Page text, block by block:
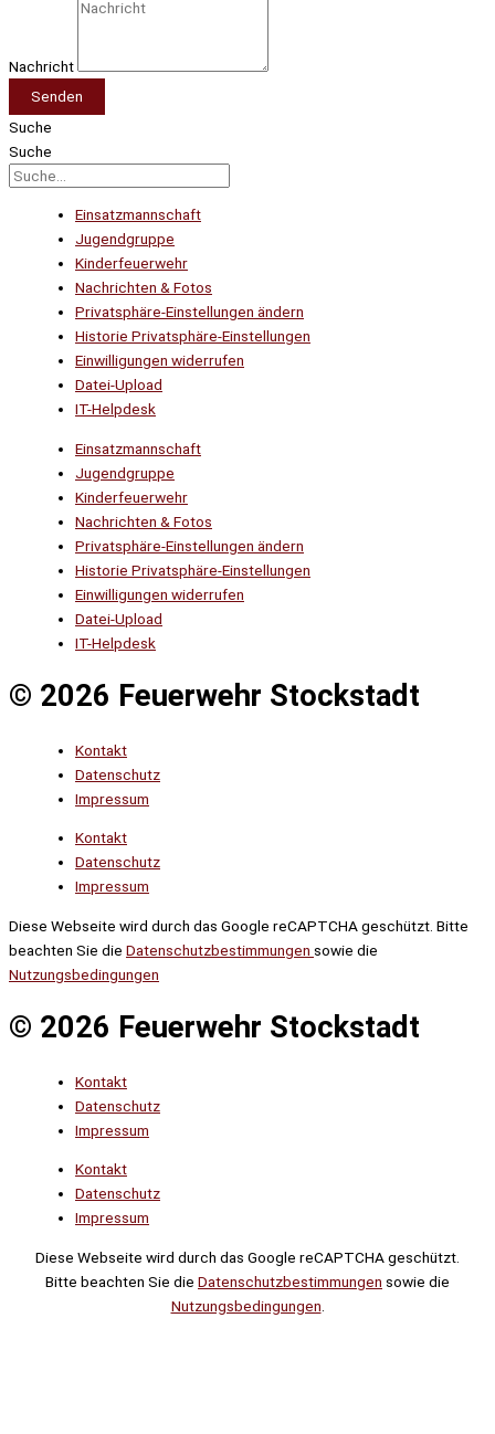
Nachricht
Senden
Suche
Suche
Einsatzmannschaft
Jugendgruppe
Kinderfeuerwehr
Nachrichten & Fotos
Privatsphäre-Einstellungen ändern
Historie Privatsphäre-Einstellungen
Einwilligungen widerrufen
Datei-Upload
IT-Helpdesk
Einsatzmannschaft
Jugendgruppe
Kinderfeuerwehr
Nachrichten & Fotos
Privatsphäre-Einstellungen ändern
Historie Privatsphäre-Einstellungen
Einwilligungen widerrufen
Datei-Upload
IT-Helpdesk
© 2026 Feuerwehr Stockstadt
Kontakt
Datenschutz
Impressum
Kontakt
Datenschutz
Impressum
Diese Webseite wird durch das Google reCAPTCHA geschützt. Bitte
beachten Sie die Datenschutzbestimmungen sowie die
Nutzungsbedingungen
© 2026 Feuerwehr Stockstadt
Kontakt
Datenschutz
Impressum
Kontakt
Datenschutz
Impressum
Diese Webseite wird durch das Google reCAPTCHA geschützt.
Bitte beachten Sie die Datenschutzbestimmungen sowie die
Nutzungsbedingungen